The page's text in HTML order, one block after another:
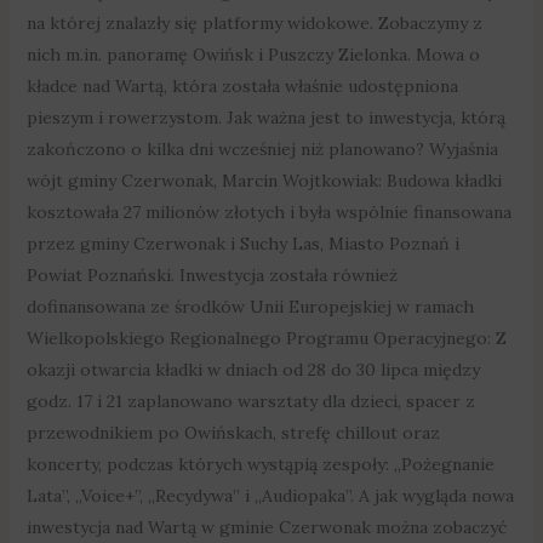
na której znalazły się platformy widokowe. Zobaczymy z
nich m.in. panoramę Owińsk i Puszczy Zielonka. Mowa o
kładce nad Wartą, która została właśnie udostępniona
pieszym i rowerzystom. Jak ważna jest to inwestycja, którą
zakończono o kilka dni wcześniej niż planowano? Wyjaśnia
wójt gminy Czerwonak, Marcin Wojtkowiak: Budowa kładki
kosztowała 27 milionów złotych i była wspólnie finansowana
przez gminy Czerwonak i Suchy Las, Miasto Poznań i
Powiat Poznański. Inwestycja została również
dofinansowana ze środków Unii Europejskiej w ramach
Wielkopolskiego Regionalnego Programu Operacyjnego: Z
okazji otwarcia kładki w dniach od 28 do 30 lipca między
godz. 17 i 21 zaplanowano warsztaty dla dzieci, spacer z
przewodnikiem po Owińskach, strefę chillout oraz
koncerty, podczas których wystąpią zespoły: „Pożegnanie
Lata”, „Voice+”, „Recydywa” i „Audiopaka”. A jak wygląda nowa
inwestycja nad Wartą w gminie Czerwonak można zobaczyć